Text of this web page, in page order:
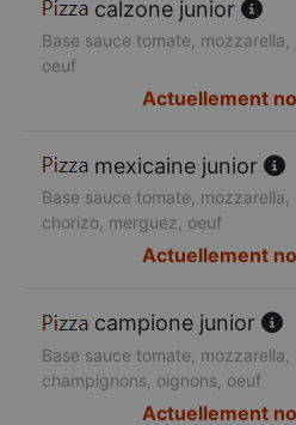
calzone junior
Base sauce tomate, mozzarella,
oeuf
Actuellement
mexicaine junior
Base sauce tomate,
chorizo, merguez, oeuf
Actuellement
campione junior
Base sauce tomate, mozzarella,
champignons, oignons, oeuf
Actuellement